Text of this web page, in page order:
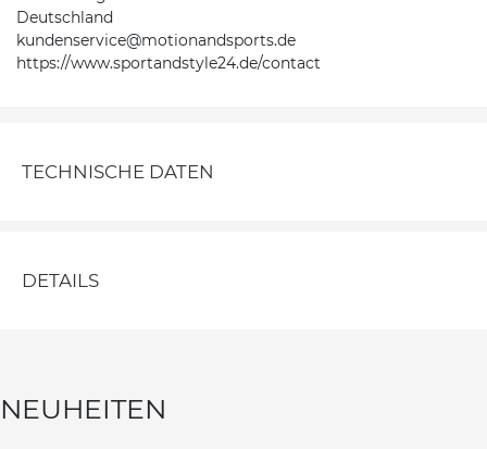
Deutschland
kundenservice@motionandsports.de
https://www.sportandstyle24.de/contact
TECHNISCHE DATEN
DETAILS
NEUHEITEN